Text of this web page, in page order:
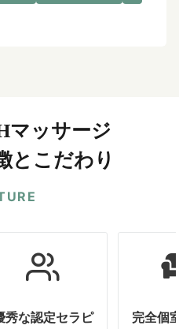
マッサージ
とこだわり
秀な認定セラピ
完全個